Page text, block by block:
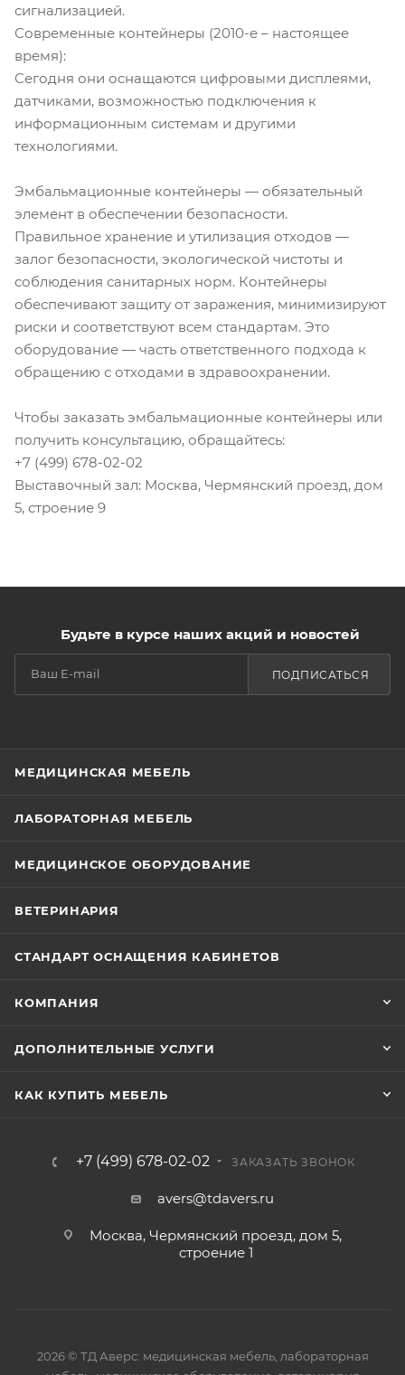
сигнализацией.
Современные контейнеры (2010-е – настоящее
время):
Сегодня они оснащаются цифровыми дисплеями,
датчиками, возможностью подключения к
информационным системам и другими
технологиями.
Эмбальмационные контейнеры — обязательный
элемент в обеспечении безопасности.
Правильное хранение и утилизация отходов —
залог безопасности, экологической чистоты и
соблюдения санитарных норм. Контейнеры
обеспечивают защиту от заражения, минимизируют
риски и соответствуют всем стандартам. Это
оборудование — часть ответственного подхода к
обращению с отходами в здравоохранении.
Чтобы заказать эмбальмационные контейнеры или
получить консультацию, обращайтесь:
+7 (499) 678-02-02
Выставочный зал: Москва, Чермянский проезд, дом
5, строение 9
Будьте в курсе наших акций и новостей
ПОДПИСАТЬСЯ
МЕДИЦИНСКАЯ МЕБЕЛЬ
ЛАБОРАТОРНАЯ МЕБЕЛЬ
МЕДИЦИНСКОЕ ОБОРУДОВАНИЕ
ВЕТЕРИНАРИЯ
СТАНДАРТ ОСНАЩЕНИЯ КАБИНЕТОВ
КОМПАНИЯ
ДОПОЛНИТЕЛЬНЫЕ УСЛУГИ
КАК КУПИТЬ МЕБЕЛЬ
+7 (499) 678-02-02 ЗАКАЗАТЬ ЗВОНОК
avers@tdavers.ru
Москва, Чермянский проезд, дом 5,
строение 1
2026 © ТД Аверс: медицинская мебель, лабораторная